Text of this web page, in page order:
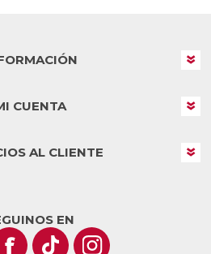
CUENTA
AL CLIENTE
EN